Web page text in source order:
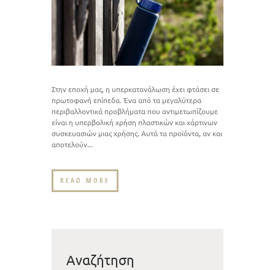
Στην εποχή μας, η υπερκατανάλωση έχει φτάσει σε
πρωτοφανή επίπεδα. Ένα από τα μεγαλύτερα
περιβαλλοντικά προβλήματα που αντιμετωπίζουμε
είναι η υπερβολική χρήση πλαστικών και χάρτινων
συσκευασιών μιας χρήσης. Αυτά τα προϊόντα, αν και
αποτελούν...
READ MORE
Αναζήτηση